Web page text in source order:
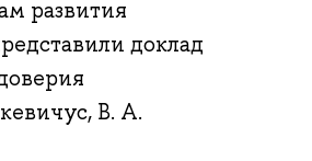
развития
доклад
В. А.